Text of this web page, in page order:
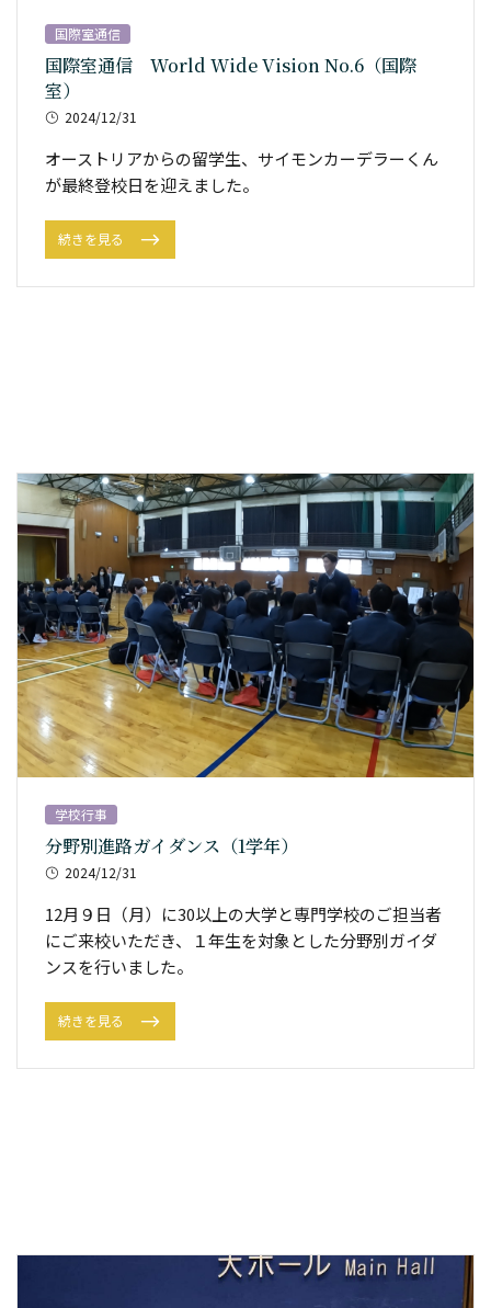
国際室通信
国際室通信 World Wide Vision No.6（国際
室）
2024/12/31
オーストリアからの留学生、サイモンカーデラーくん
が最終登校日を迎えました。
続きを見る
学校行事
分野別進路ガイダンス（1学年）
2024/12/31
12月９日（月）に30以上の大学と専門学校のご担当者
にご来校いただき、１年生を対象とした分野別ガイダ
ンスを行いました。
続きを見る